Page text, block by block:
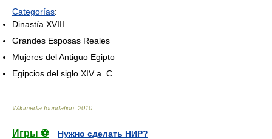
Categorías:
Dinastía XVIII
Grandes Esposas Reales
Mujeres del Antiguo Egipto
Egipcios del siglo XIV a. C.
Wikimedia foundation 2010
Игры ⚽
Нужно сделать НИР?